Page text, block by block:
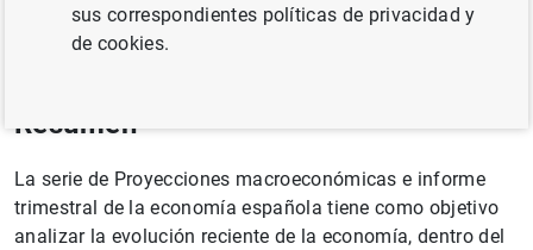
ECONOMÍA INTERNACIONAL
Resumen
La serie de Proyecciones macroeconómicas e informe
trimestral de la economía española tiene como objetivo
analizar la evolución reciente de la economía, dentro del
sus correspondientes políticas de privacidad y
de cookies.